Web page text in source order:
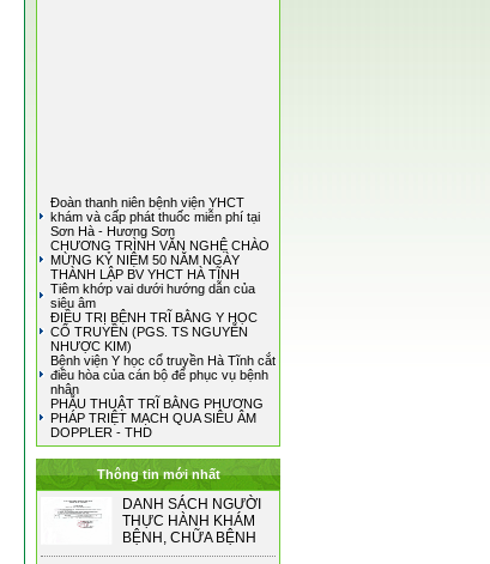
Đoàn thanh niên bệnh viện YHCT
khám và cấp phát thuốc miễn phí tại
Sơn Hà - Hương Sơn
CHƯƠNG TRÌNH VĂN NGHỆ CHÀO
MỪNG KỶ NIỆM 50 NĂM NGÀY
THÀNH LẬP BV YHCT HÀ TĨNH
Tiêm khớp vai dưới hướng dẫn của
siêu âm
ĐIỀU TRỊ BỆNH TRĨ BẰNG Y HỌC
CỔ TRUYỀN (PGS. TS NGUYỄN
NHƯỢC KIM)
Bệnh viện Y học cổ truyền Hà Tĩnh cắt
điều hòa của cán bộ để phục vụ bệnh
nhân
PHẪU THUẬT TRĨ BẰNG PHƯƠNG
PHÁP TRIỆT MẠCH QUA SIÊU ÂM
DOPPLER - THD
Thông tin mới nhất
DANH SÁCH NGƯỜI
THỰC HÀNH KHÁM
BỆNH, CHỮA BỆNH